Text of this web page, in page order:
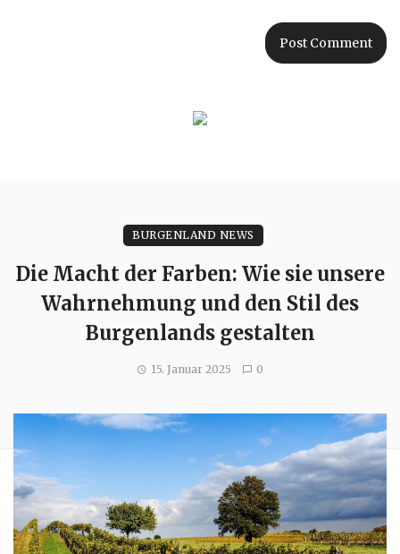
BURGENLAND NEWS
Die Macht der Farben: Wie sie unsere
Wahrnehmung und den Stil des
Burgenlands gestalten
15. Januar 2025 0